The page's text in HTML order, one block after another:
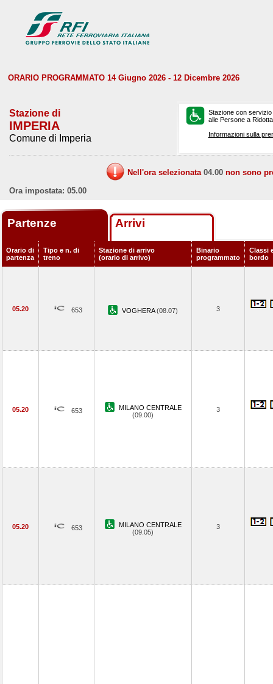
ORARIO PROGRAMMATO 14 Giugno 2026 - 12 Dicembre 2026
Stazione di
IMPERIA
Comune di Imperia
Stazione con
alle Persone a
Informazioni sulla
Nell'ora selezionata 04.00 non sono
Ora impostata: 05.00
Partenze Arrivi
Orario di
partenza
Tipo e n. di
treno
Stazione di arrivo
(orario di arrivo)
Binario
programmato
Classi
bordo
05.20 653 VOGHERA(08.07) 3
05.20 653
MILANO CENTRALE
(09.00)
3
05.20 653
MILANO CENTRALE
(09.05)
3